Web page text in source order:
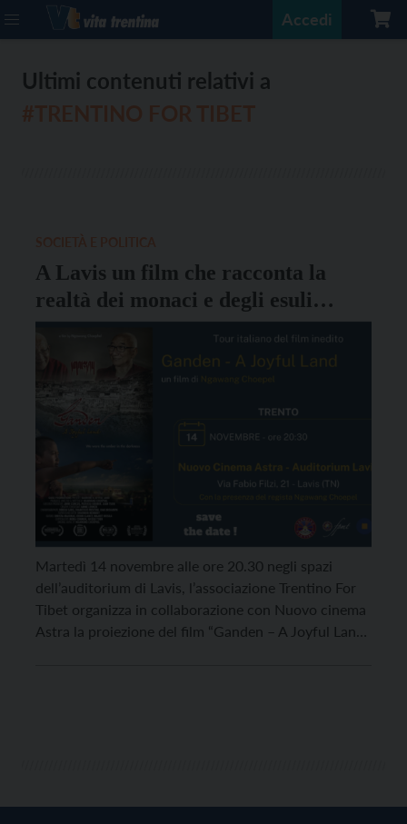
Accedi
Ultimi contenuti relativi a
A Lavis un film che racconta la
realtà dei monaci e degli esuli
tibetani
Martedì 14 novembre alle ore 20.30 negli spazi
dell’auditorium di Lavis, l’associazione Trentino For
Tibet organizza in collaborazione con Nuovo cinema
Astra la proiezione del film “Ganden – A Joyful Land“,